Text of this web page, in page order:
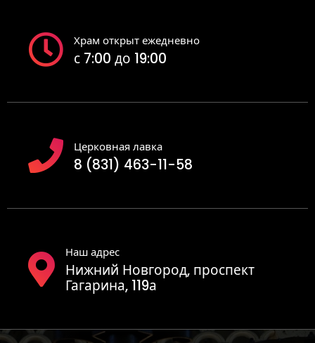
Храм открыт ежедневно
с 7:00 до 19:00
Церковная лавка
8 (831) 463-11-58
Наш адрес
Нижний Новгород, проспект
Гагарина, 119а